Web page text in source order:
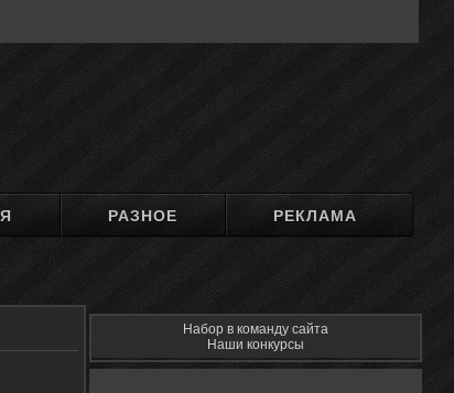
РАЗНОЕ РЕКЛАМА
Набор в команду сайта
Наши конкурсы